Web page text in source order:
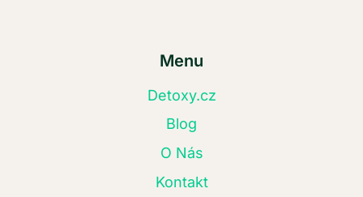
Menu
Detoxy.cz
Blog
O Nás
Kontakt